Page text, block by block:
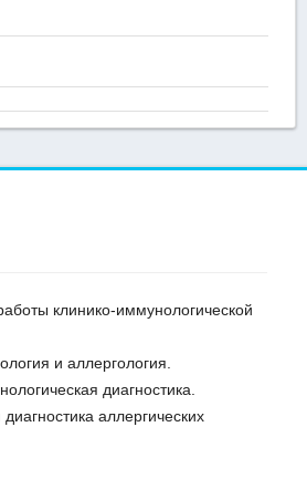
клинико-иммунологической
и аллергология.
диагностика.
аллергических